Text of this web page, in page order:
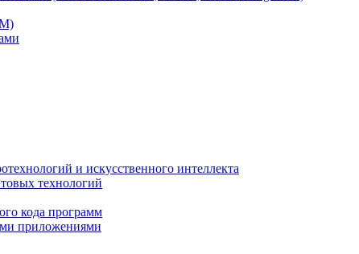
и искусственного интеллекта
технологий
кода программ
приложениями